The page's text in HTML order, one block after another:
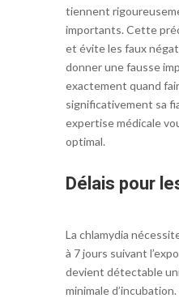
tiennent
importants. Cette
et évite les faux
donner une fausse
exactement quand
significativement sa
expertise médicale
optimal.
Délais pour
La chlamydia
à 7 jours suivant
devient détectable
minimale